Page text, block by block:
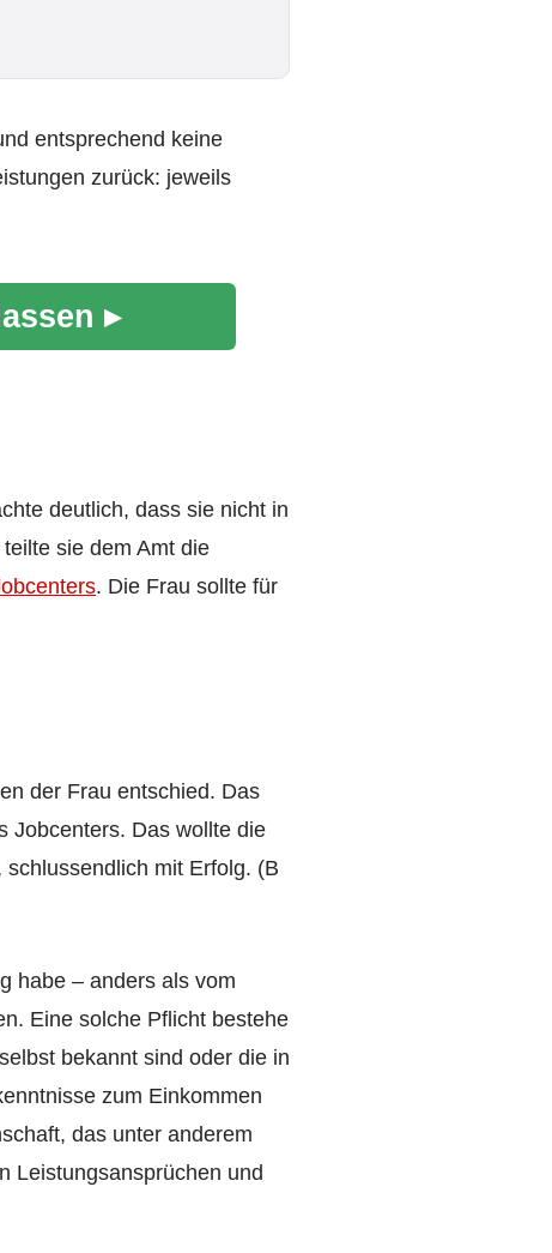
entsprechend keine
zurück: jeweils
▸
deutlich, dass sie nicht in
sie dem Amt die
. Die Frau sollte für
der Frau entschied. Das
Jobcenters. Das wollte die
mit Erfolg. (B
habe – anders als vom
Eine solche Pflicht bestehe
bekannt sind oder die in
zum Einkommen
das unter anderem
Leistungsansprüchen und